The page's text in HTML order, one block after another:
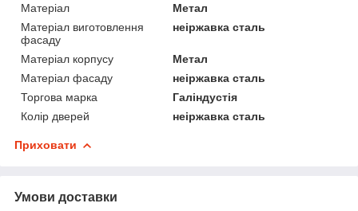
Матеріал
Метал
Матеріал виготовлення
фасаду
неіржавка сталь
Матеріал корпусу
Метал
Матеріал фасаду
неіржавка сталь
Торгова марка
Галіндустія
Колір дверей
неіржавка сталь
Приховати
Умови доставки